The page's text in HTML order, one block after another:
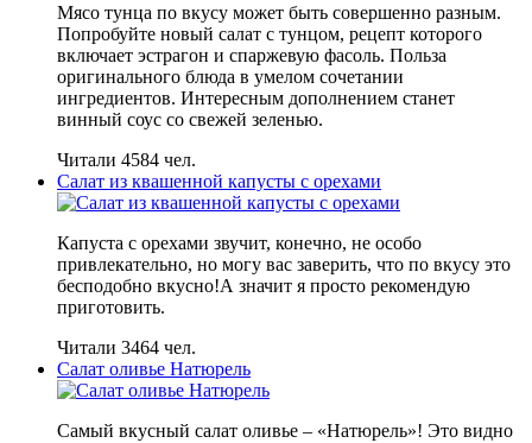
Мясо тунца по вкусу может быть совершенно разным.
Попробуйте новый салат с тунцом, рецепт которого
включает эстрагон и спаржевую фасоль. Польза
оригинального блюда в умелом сочетании
ингредиентов. Интересным дополнением станет
винный соус со свежей зеленью.
Читали 4584 чел.
Салат из квашенной капусты с орехами
Капуста с орехами звучит, конечно, не особо
привлекательно, но могу вас заверить, что по вкусу это
бесподобно вкусно!А значит я просто рекомендую
приготовить.
Читали 3464 чел.
Салат оливье Натюрель
Самый вкусный салат оливье – «Натюрель»! Это видно